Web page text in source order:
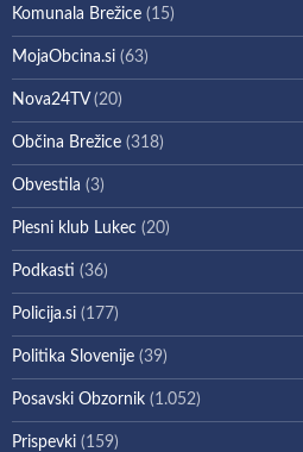
Komunala Brežice (15)
MojaObcina.si (63)
Nova24TV(20)
Občina Brežice (318)
Obvestila (3)
Plesni klub Lukec (20)
Podkasti (36)
Policija.si (177)
Politika Slovenije (39)
Posavski Obzornik (1.052)
Prispevki (159)